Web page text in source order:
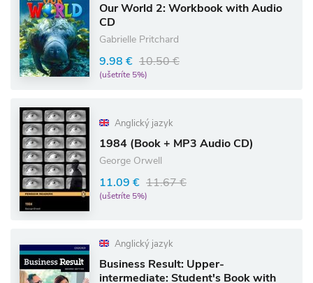
Our World 2: Workbook with Audio
CD
Gabrielle Pritchard
9.98 € 10.50 €
(ušetríte 5%)
Anglický jazyk
1984 (Book + MP3 Audio CD)
George Orwell
11.09 € 11.67 €
(ušetríte 5%)
Anglický jazyk
Business Result: Upper-
intermediate: Student's Book with